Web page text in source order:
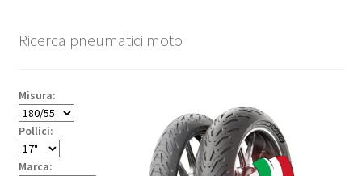
Ricerca pneumatici moto
Misura:
Pollici:
Marca: